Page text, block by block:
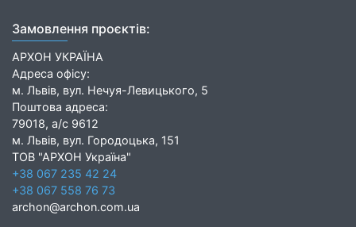
Замовлення проєктів:
АРХОН УКРАЇНА
Адреса офісу:
м. Львів, вул. Нечуя-Левицького, 5
Поштова адреса:
79018, а/с 9612
м. Львів, вул. Городоцька, 151
ТОВ "АРХОН Україна"
+38 067 235 42 24
+38 067 558 76 73
archon@archon.com.ua